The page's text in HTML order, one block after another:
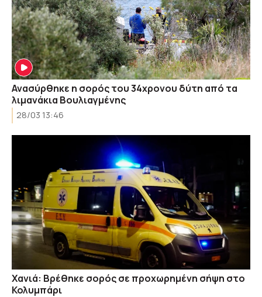
Ανασύρθηκε η σορός του 34χρονου δύτη από τα
λιμανάκια Βουλιαγμένης
28/03 13:46
Χανιά: Βρέθηκε σορός σε προχωρημένη σήψη στο
Κολυμπάρι